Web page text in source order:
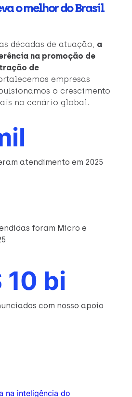
o melhor do Brasil
décadas de atuação, a
na promoção de
de
empresas
o crescimento
no cenário global.
atendimento em 2025
foram Micro e
10 bi
com nosso apoio